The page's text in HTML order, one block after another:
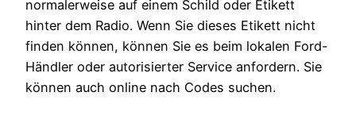
normalerweise auf einem Schild oder Etikett
hinter dem Radio. Wenn Sie dieses Etikett nicht
finden können, können Sie es beim lokalen Ford-
Händler oder autorisierter Service anfordern. Sie
können auch online nach Codes suchen.